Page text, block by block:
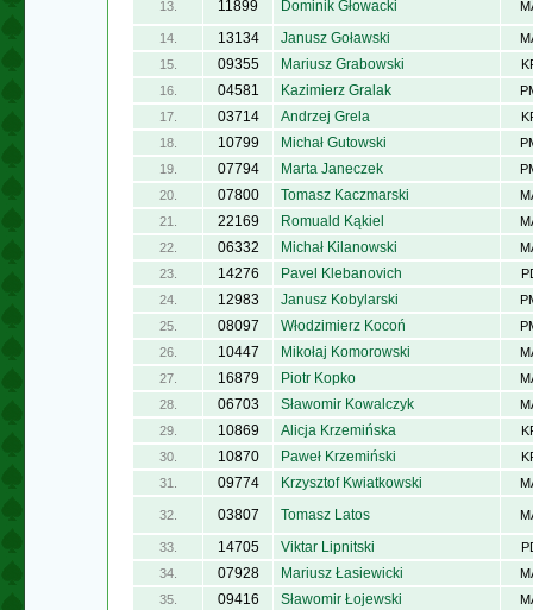
13. 11899 Dominik Głowacki
14. 13134 Janusz Goławski
15.
09355 Mariusz Grabowski
16.
04581 Kazimierz Gralak
17.
03714 Andrzej Grela
18.
10799 Michał Gutowski
19.
07794 Marta Janeczek
20.
07800 Tomasz Kaczmarski
21.
22169 Romuald Kąkiel
22.
06332 Michał Kilanowski
23.
14276 Pavel Klebanovich
24.
12983 Janusz Kobylarski
25.
08097 Włodzimierz Kocoń
26.
10447 Mikołaj Komorowski
27.
16879 Piotr Kopko
28.
06703 Sławomir Kowalczyk
29.
10869 Alicja Krzemińska
30.
10870 Paweł Krzemiński
31.
09774 Krzysztof Kwiatkowski
32. 03807 Tomasz Latos
33. 14705 Viktar Lipnitski
34.
07928 Mariusz Łasiewicki
35.
09416 Sławomir Łojewski